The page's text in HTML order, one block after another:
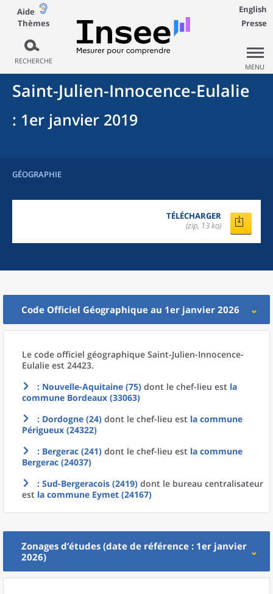
Aide
Thèmes
RECHERCHE
English
Presse
MENU
Saint-Julien-Innocence-Eulalie
: 1er janvier 2019
GÉOGRAPHIE
TÉLÉCHARGER
(zip, 13 ko)
Code Officiel Géographique au 1er janvier 2026
Le code officiel géographique Saint-Julien-Innocence-
Eulalie est 24423.
: Nouvelle-Aquitaine (75) dont le chef-lieu est la
commune Bordeaux (33063)
: Dordogne (24) dont le chef-lieu est la commune
Périgueux (24322)
: Bergerac (241) dont le chef-lieu est la commune
Bergerac (24037)
: Sud-Bergeracois (2419) dont le bureau centralisateur
est la commune Eymet (24167)
Zonages d’études (date de référence : 1er janvier
2026)